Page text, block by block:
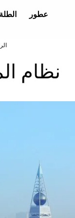
عطور
نظام